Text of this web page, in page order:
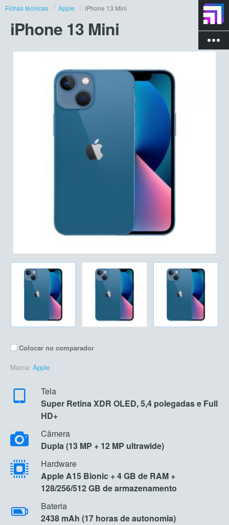
more_vert
Fichas técnicas Apple iPhone 13 Mini
iPhone 13 Mini
Colocar no comparador
Marca: Apple
Tela
Super Retina XDR OLED, 5,4 polegadas e Full
HD+
Câmera
Dupla (13 MP + 12 MP ultrawide)
Hardware
Apple A15 Bionic + 4 GB de RAM +
128/256/512 GB de armazenamento
Bateria
2438 mAh (17 horas de autonomia)